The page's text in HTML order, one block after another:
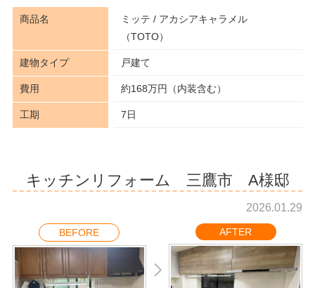
商品名
ミッテ / アカシアキャラメル
（TOTO）
建物タイプ 戸建て
費用 約168万円（内装含む）
工期 7日
キッチンリフォーム 三鷹市 A様邸
2026.01.29
BEFORE AFTER